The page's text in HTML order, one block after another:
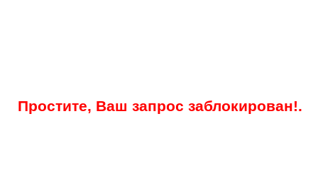
Простите, Ваш запрос заблокирован!.